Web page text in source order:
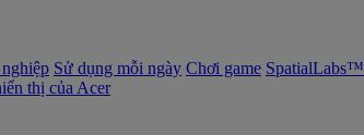
Sử dụng mỗi ngày Chơi game SpatialLabs™
thị của Acer